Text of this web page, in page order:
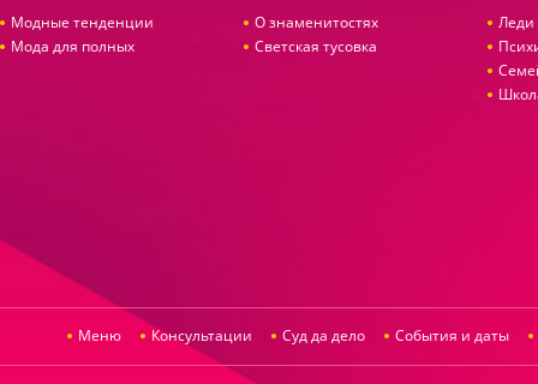
Модные тенденции
Мода для полных
О знаменитостях
Светская тусовка
Леди
Меню Консультации Суд да дело События и даты